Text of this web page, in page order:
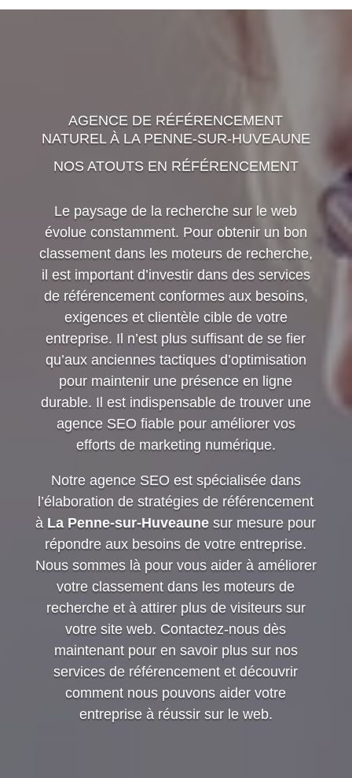
AGENCE DE RÉFÉRENCEMENT
NATUREL À LA PENNE-SUR-HUVEAUNE
NOS ATOUTS EN RÉFÉRENCEMENT
Le paysage de la recherche sur le web
évolue constamment. Pour obtenir un bon
classement dans les moteurs de recherche,
il est important d’investir dans des services
de référencement conformes aux besoins,
exigences et clientèle cible de votre
entreprise. Il n’est plus suffisant de se fier
qu’aux anciennes tactiques d’optimisation
pour maintenir une présence en ligne
durable. Il est indispensable de trouver une
agence SEO fiable pour améliorer vos
efforts de marketing numérique.
Notre agence SEO est spécialisée dans
l’élaboration de stratégies de référencement
à La Penne-sur-Huveaune sur mesure pour
répondre aux besoins de votre entreprise.
Nous sommes là pour vous aider à améliorer
votre classement dans les moteurs de
recherche et à attirer plus de visiteurs sur
votre site web. Contactez-nous dès
maintenant pour en savoir plus sur nos
services de référencement et découvrir
comment nous pouvons aider votre
entreprise à réussir sur le web.